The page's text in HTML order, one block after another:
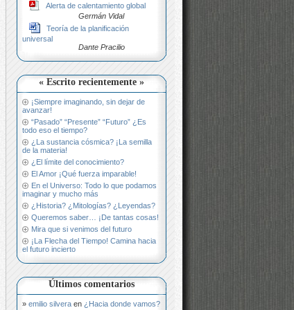
Alerta de calentamiento global
Germán Vidal
Teoría de la planificación
universal
Dante Pracilio
« Escrito recientemente »
¡Siempre imaginando, sin dejar de
avanzar!
“Pasado” “Presente” “Futuro” ¿Es
todo eso el tiempo?
¿La sustancia cósmica? ¡La semilla
de la materia!
¿El límite del conocimiento?
El Amor ¡Qué fuerza imparable!
En el Universo: Todo lo que podamos
imaginar y mucho más
¿Historia? ¿Mitologías? ¿Leyendas?
Queremos saber… ¡De tantas cosas!
Mira que si venimos del futuro
¡La Flecha del Tiempo! Camina hacia
el futuro incierto
Últimos comentarios
emilio silvera en ¿Hacia donde vamos?